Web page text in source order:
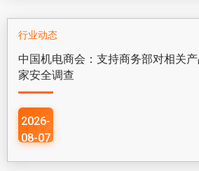
行业动态
中国机电商会：支持商务部对相关
家安全调查
2026-
08-07